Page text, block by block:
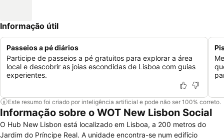
Informação útil
Passeios a pé diários
Participe de passeios a pé gratuitos para explorar a área
local e descobrir as joias escondidas de Lisboa com guias
experientes.
Este resumo foi criado por inteligência artificial e pode não ser 100% correto.
Informação sobre o WOT New Lisbon Social
O Hub New Lisbon está localizado em Lisboa, a 200 metros do
Jardim do Príncipe Real. A unidade encontra-se num edifício